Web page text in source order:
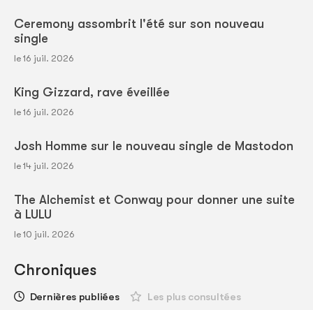
Ceremony assombrit l'été sur son nouveau
single
le 16 juil. 2026
King Gizzard, rave éveillée
le 16 juil. 2026
Josh Homme sur le nouveau single de Mastodon
le 14 juil. 2026
The Alchemist et Conway pour donner une suite
à LULU
le 10 juil. 2026
Chroniques
Dernières publiées Les plus consultées